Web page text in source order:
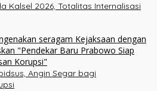
Kalsel 2026, Totalitas Internalisasi
Angin Segar bagi